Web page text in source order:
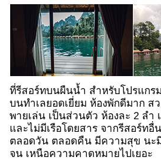
ที่รีสอร์ทบนผืนน้ำ สำหรับโปรแกรม
บนทำเลยอดเยี่ยม ห้องพักดีมาก ส
พายเล่น เป็นส่วนตัว ห้องละ 2 ลำ
และไม่มีเรือโดยสาร จากรีสอร์ทอื่
ตลอดวัน ตลอดคืน มีความสุข นะ
จน เหนือความคาดหมายไปเยอะ